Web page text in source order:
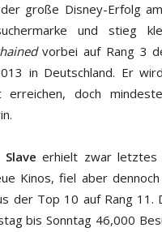
große Disney-Erfolg
und stieg
vorbei auf Rang 3
in Deutschland. Er
erreichen, doch
erhielt zwar letztes
Kinos, fiel aber dennoch
der Top 10 auf Rang
bis Sonntag 46,000